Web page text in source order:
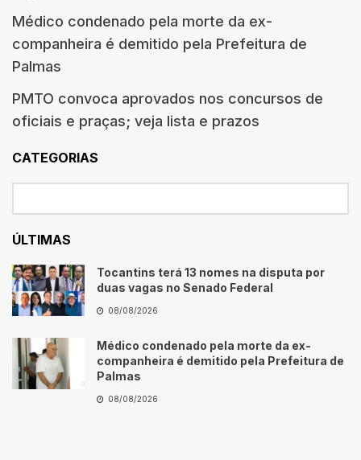
Médico condenado pela morte da ex-
companheira é demitido pela Prefeitura de
Palmas
PMTO convoca aprovados nos concursos de
oficiais e praças; veja lista e prazos
CATEGORIAS
ÚLTIMAS
Tocantins terá 13 nomes na disputa por
duas vagas no Senado Federal
08/08/2026
Médico condenado pela morte da ex-
companheira é demitido pela Prefeitura de
Palmas
08/08/2026